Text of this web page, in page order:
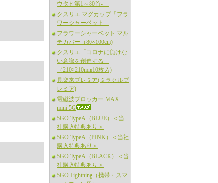
ウタヒ第1～80首-」
クスリエ マグカップ「フラ
ワーシャーベット」
フラワーシャーベット マル
チカバー（80×100cm)
クスリエ「コロナに負けな
い意識を創造する」
（210×210mm10枚入)
見楽来プレミア(ミラクルプ
レミア)
電磁波ブロッカー MAX
mini 5G
5GO TypeA（BLUE）＜当
社購入特典あり＞
5GO TypeA（PINK）＜当社
購入特典あり＞
5GO TypeA（BLACK）＜当
社購入特典あり＞
5GO Lightning（携帯・スマ